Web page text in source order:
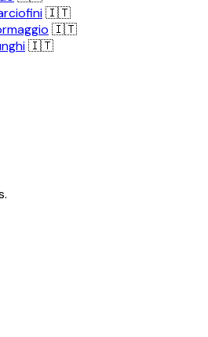
🇮🇹
🇮🇹
🇮🇹